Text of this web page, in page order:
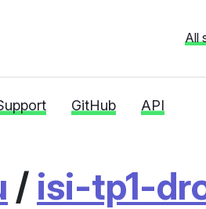
All
GitHub API
/ isi-tp1-